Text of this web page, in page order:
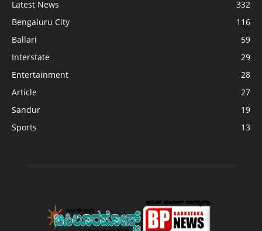
Latest News
332
Bengaluru City
116
Ballari
59
Interstate
29
Entertainment
28
Article
27
Sandur
19
Sports
13